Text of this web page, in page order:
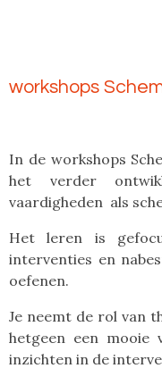
de
workshops
In de workshops
het verder
vaardigheden als
Het leren is
interventies en
oefenen.
Je neemt de rol van
hetgeen een mooie
inzichten in de